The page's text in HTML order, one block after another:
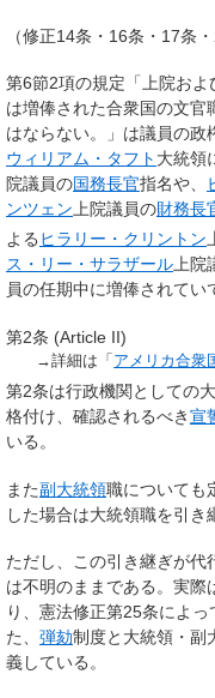
（修正14条・16条・17条
第6節2項の規定「上院お
は増俸された合衆国の文官
はならない。」は議員の政
ウィリアム・タフト 大統領
院議員の国務長官指名や、
ンツェン上院議員の財務長
よる ヒラリー・クリントン
ス・リー・サラザール 上
員の任期中に増俸されてい
第2条 (Article II)
→詳細は「 アメリカ合衆
第2条は行政機関としての
格付け、確認されるべき宣
いる。
また副大統領職についても
した場合は大統領職を引き
ただし、この引き継ぎが
は不明のままである。実際
り、憲法修正第25条によ
た、 弾劾制度と大統領・副
義している。